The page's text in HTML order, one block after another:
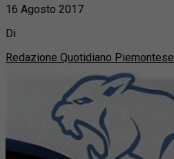
16 Agosto 2017
Di
Redazione Quotidiano Piemontese